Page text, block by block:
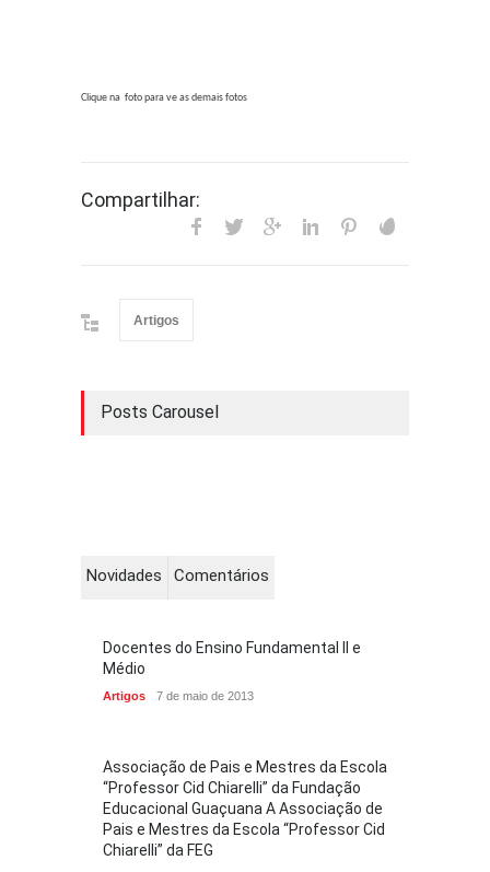
Clique na foto para ve as demais fotos
Compartilhar:
Artigos
Posts Carousel
Novidades Comentários
Docentes do Ensino Fundamental II e
Médio
Artigos 7 de maio de 2013
Associação de Pais e Mestres da Escola
“Professor Cid Chiarelli” da Fundação
Educacional Guaçuana A Associação de
Pais e Mestres da Escola “Professor Cid
Chiarelli” da FEG